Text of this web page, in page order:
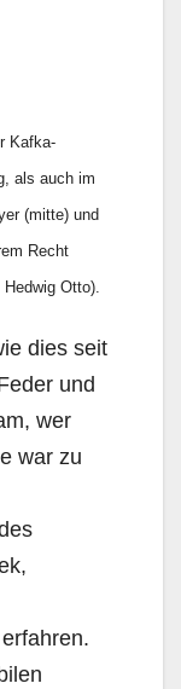
Kafka-
als auch im
(mitte) und
Recht
Otto).
dies seit
und
wer
war zu